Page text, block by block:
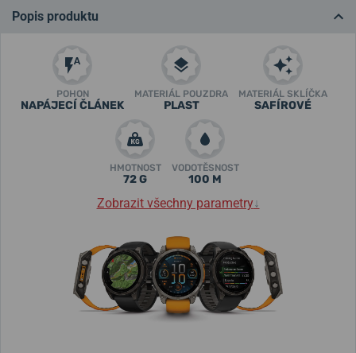
Popis produktu
POHON
NAPÁJECÍ ČLÁNEK
MATERIÁL POUZDRA
PLAST
MATERIÁL SKLÍČKA
SAFÍROVÉ
HMOTNOST
72 G
VODOTĚSNOST
100 M
Zobrazit všechny parametry↓